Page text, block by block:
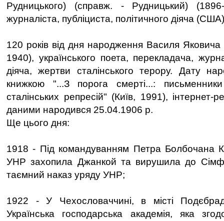
Рудницького) (справж. - Рудницький) (1896-
журналіста, публіциста, політичного діяча
120 років від дня народження Василя
1940), українського поета, перекладача,
діяча, жертви сталінського терору. Дату
книжкою "...З порога смерті...:
сталінських репресій" (Київ, 1991), інтернет-
даними народився 25.04.1906 р.
Ще цього дня:
1918 - Під командуванням Петра Болбочана
УНР захопила Джанкой та вирушила до
таємний наказ уряду УНР;
1922 - У Чехословаччині, в місті
Українська господарська академія, яка